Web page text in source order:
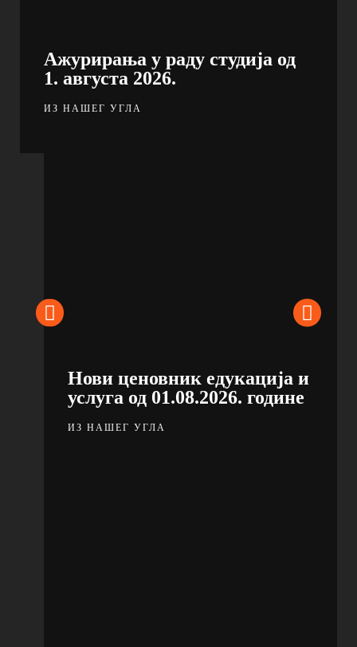
Ажурирања у раду студија од
1. августа 2026.
ИЗ НАШЕГ УГЛА
Нови ценовник едукација и
услуга од 01.08.2026. године
ИЗ НАШЕГ УГЛА